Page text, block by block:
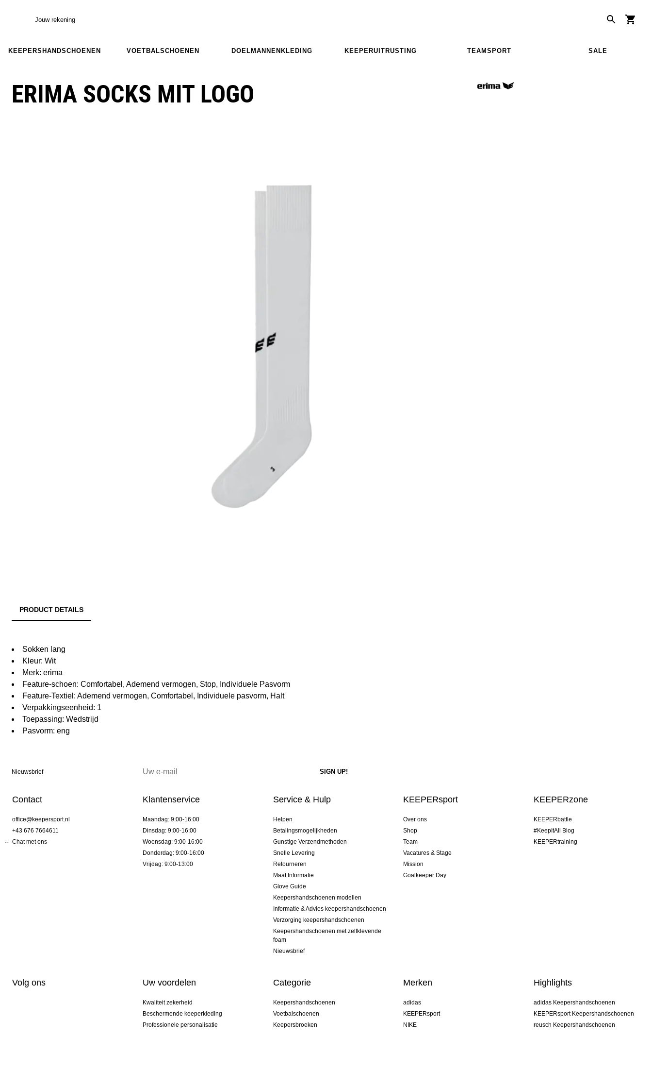
Jouw rekening
KEEPERSHANDSCHOENEN VOETBALSCHOENEN DOELMANNENKLEDING KEEPERUITRUSTING TEAMSPORT SALE
ERIMA SOCKS MIT LOGO
PRODUCT DETAILS
Sokken lang
Kleur: Wit
Merk: erima
Feature-schoen: Comfortabel, Ademend vermogen, Stop, Individuele Pasvorm
Feature-Textiel: Ademend vermogen, Comfortabel, Individuele pasvorm, Halt
Verpakkingseenheid: 1
Toepassing: Wedstrijd
Pasvorm: eng
Nieuwsbrief
Contact
office@keepersport.nl
+43 676 7664611
Chat met ons
Klantenservice
Maandag: 9:00-16:00
Dinsdag: 9:00-16:00
Woensdag: 9:00-16:00
Donderdag: 9:00-16:00
Vrijdag: 9:00-13:00
Service & Hulp
Helpen
Betalingsmogelijkheden
Gunstige Verzendmethoden
Snelle Levering
Retourneren
Maat Informatie
Glove Guide
Keepershandschoenen modellen
Informatie & Advies keepershandschoenen
Verzorging keepershandschoenen
Keepershandschoenen met zelfklevende
foam
Nieuwsbrief
KEEPERsport
Over ons
Shop
Team
Vacatures & Stage
Mission
Goalkeeper Day
KEEPERzone
KEEPERbattle
#KeepItAll Blog
KEEPERtraining
Volg ons Uw voordelen
Kwaliteit zekerheid
Beschermende keeperkleding
Professionele personalisatie
Categorie
Keepershandschoenen
Voetbalschoenen
Keepersbroeken
Merken
adidas
KEEPERsport
NIKE
Highlights
adidas Keepershandschoenen
KEEPERsport Keepershandschoenen
reusch Keepershandschoenen